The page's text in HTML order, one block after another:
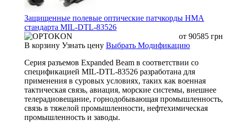
Защищенные полевые оптические патчкорды HMA
стандарта MIL-DTL-83526
от 90585 грн
В корзину Узнать цену Выбрать Модификацию
Серия разъемов Expanded Beam в соответствии со
спецификацией MIL-DTL-83526 разработана для
применения в суровых условиях, таких как военная
тактическая связь, авиация, морские системы, внешнее
телерадиовещание, горнодобывающая промышленность,
связь в тяжелой промышленности, нефтехимическая
промышленность и заводы.